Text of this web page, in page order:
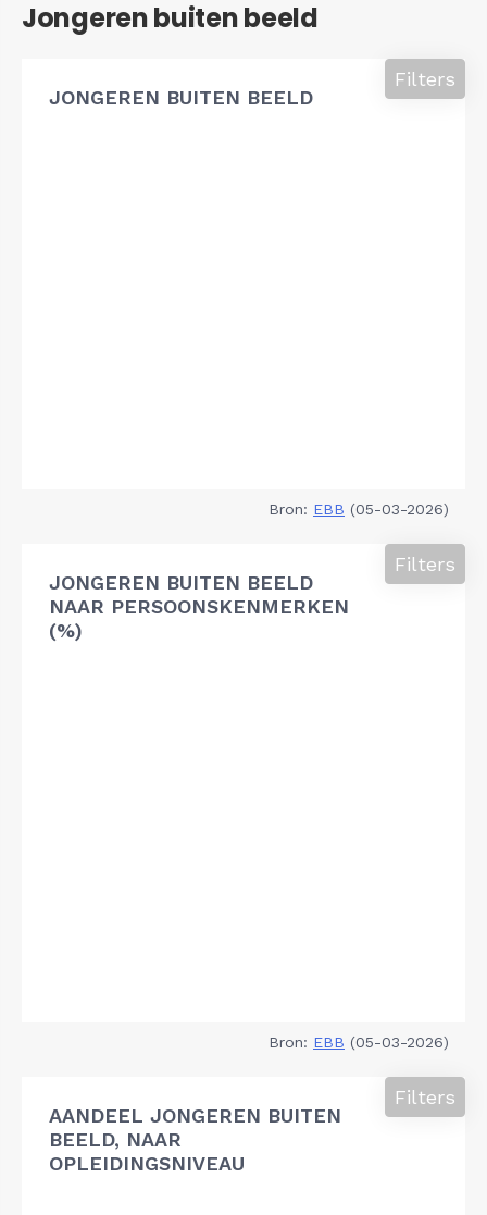
Jongeren buiten beeld
JONGEREN BUITEN BEELD
Filters
Bron: EBB (05-03-2026)
JONGEREN BUITEN BEELD
NAAR PERSOONSKENMERKEN
(%)
Filters
Bron: EBB (05-03-2026)
AANDEEL JONGEREN BUITEN
BEELD, NAAR
OPLEIDINGSNIVEAU
Filters